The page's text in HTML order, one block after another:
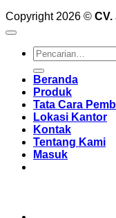
Copyright 2026 © CV.
Pencarian
untuk:
Beranda
Produk
Tata Cara
Lokasi Kantor
Kontak
Tentang Kami
Masuk